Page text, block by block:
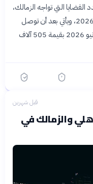
التي تواجه الزمالك،
والتي كانت قد وصلت إلى 18 قضية في يونيو 2026، ويأتي بعد أن توصل
النادي لاتفاق لتسوية 8 قضايا أخرى في 24 يونيو 2026 بقيمة 505 آلاف
قبل شهرين
والزمالك في